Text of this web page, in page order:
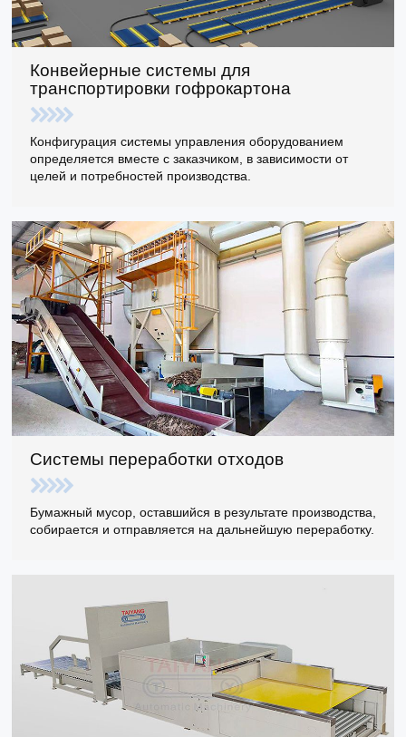
Конвейерные системы для
транспортировки гофрокартона
Конфигурация системы управления оборудованием
определяется вместе с заказчиком, в зависимости от
целей и потребностей производства.
Системы переработки отходов
Бумажный мусор, оставшийся в результате производства,
собирается и отправляется на дальнейшую переработку.